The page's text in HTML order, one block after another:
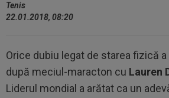
Tenis
22.01.2018, 08:20
Orice dubiu legat de starea fizică a
după meciul-maracton cu Lauren
Liderul mondial a arătat ca un